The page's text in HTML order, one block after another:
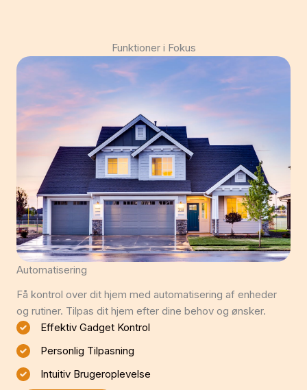
Funktioner i Fokus
Automatisering
Få kontrol over dit hjem med automatisering af enheder
og rutiner. Tilpas dit hjem efter dine behov og ønsker.
Effektiv Gadget Kontrol
Personlig Tilpasning
Intuitiv Brugeroplevelse